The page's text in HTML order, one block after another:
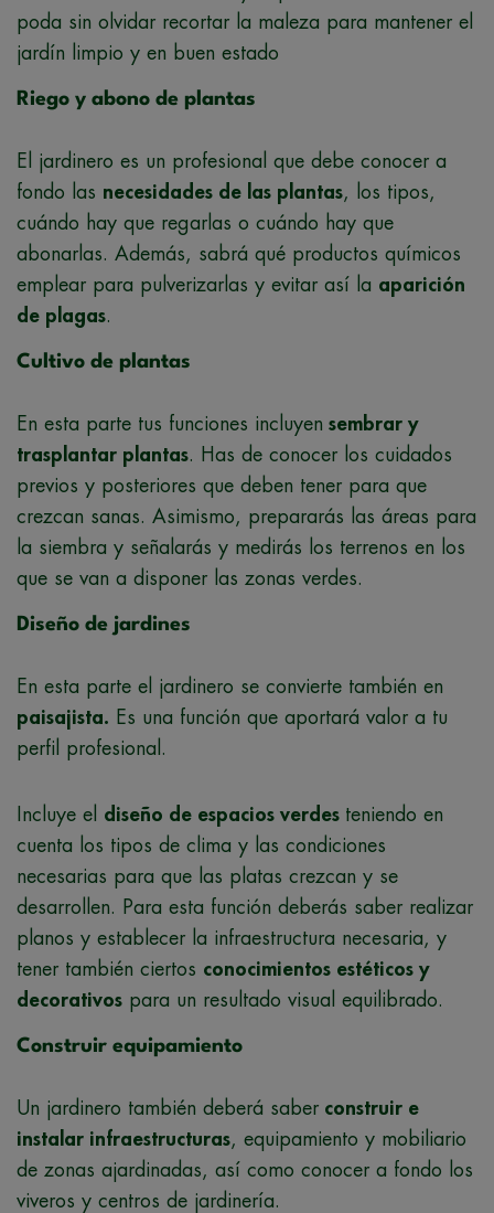
poda sin olvidar recortar la maleza para mantener el
jardín limpio y en buen estado
Riego y abono de plantas
El jardinero es un profesional que debe conocer a
fondo las necesidades de las plantas, los tipos,
cuándo hay que regarlas o cuándo hay que
abonarlas. Además, sabrá qué productos químicos
emplear para pulverizarlas y evitar así la aparición
de plagas.
Cultivo de plantas
En esta parte tus funciones incluyen sembrar y
trasplantar plantas. Has de conocer los cuidados
previos y posteriores que deben tener para que
crezcan sanas. Asimismo, prepararás las áreas para
la siembra y señalarás y medirás los terrenos en los
que se van a disponer las zonas verdes.
Diseño de jardines
En esta parte el jardinero se convierte también en
paisajista. Es una función que aportará valor a tu
perfil profesional.
Incluye el diseño de espacios verdes teniendo en
cuenta los tipos de clima y las condiciones
necesarias para que las platas crezcan y se
desarrollen. Para esta función deberás saber realizar
planos y establecer la infraestructura necesaria, y
tener también ciertos conocimientos estéticos y
decorativos para un resultado visual equilibrado.
Construir equipamiento
Un jardinero también deberá saber construir e
instalar infraestructuras, equipamiento y mobiliario
de zonas ajardinadas, así como conocer a fondo los
viveros y centros de jardinería.